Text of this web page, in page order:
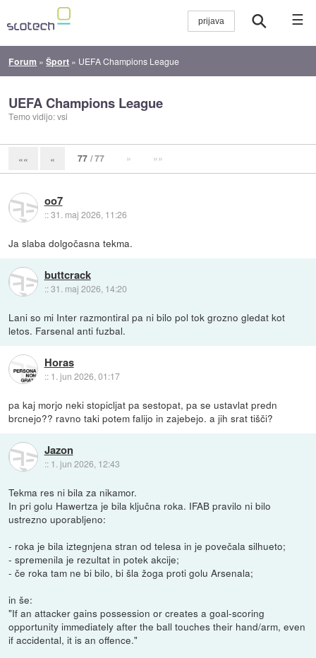
☰
Forum »Šport » UEFA Champions League
UEFA Champions League
Temo vidijo: vsi
«« « 77 / 77 » »»
oo7
::31. maj 2026, 11:26
Ja slaba dolgočasna tekma.
buttcrack
::31. maj 2026, 14:20
Lani so mi Inter razmontiral pa ni bilo pol tok grozno gledat kot
letos. Farsenal anti fuzbal.
Horas
:: 1. jun 2026, 01:17
pa kaj morjo neki stopicljat pa sestopat, pa se ustavlat predn
brcnejo?? ravno taki potem falijo in zajebejo. a jih srat tišči?
Jazon
:: 1. jun 2026, 12:43
Tekma res ni bila za nikamor.
In pri golu Hawertza je bila ključna roka. IFAB pravilo ni bilo
ustrezno uporabljeno:
- roka je bila iztegnjena stran od telesa in je povečala silhueto;
- spremenila je rezultat in potek akcije;
- če roka tam ne bi bilo, bi šla žoga proti golu Arsenala;
in še:
"If an attacker gains possession or creates a goal-scoring
opportunity immediately after the ball touches their hand/arm, even
if accidental, it is an offence."